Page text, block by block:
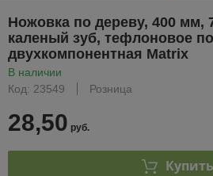
Ножовка по дереву, 400 мм,
каленый зуб, тефлоновое
двухкомпонентная Matrix
В наличии
Код: 23549
Розница
28,50 руб.
Купить